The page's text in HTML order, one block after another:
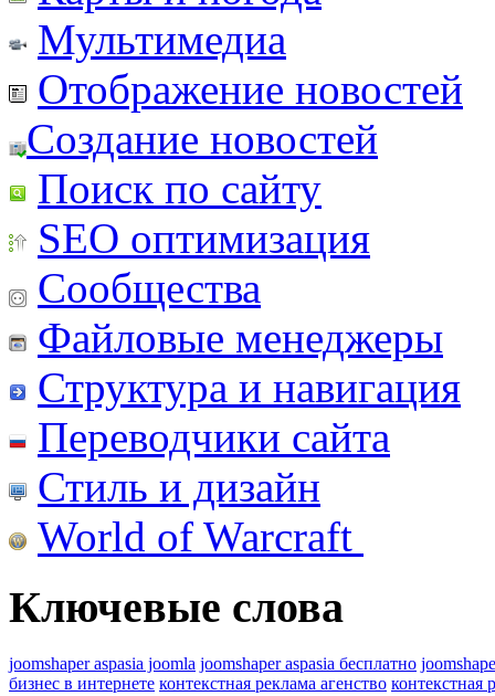
Мультимедиа
Отображение новостей
Создание новостей
Поиск по сайту
SEO оптимизация
Сообщества
Файловые менеджеры
Структура и навигация
Переводчики сайта
Стиль и дизайн
World of Warcraft
Ключевые слова
joomshaper aspasia joomla joomshaper aspasia бесплатно
бизнес в интернете контекстная реклама агенство контекстная